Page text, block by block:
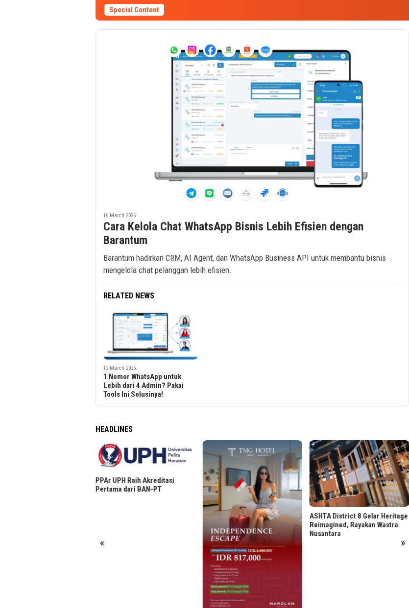
Special Content
16 March 2026
Cara Kelola Chat WhatsApp Bisnis Lebih Efisien dengan
Barantum
Barantum hadirkan CRM, AI Agent, dan WhatsApp Business API untuk membantu bisnis
mengelola chat pelanggan lebih efisien.
RELATED NEWS
12 March 2026
1 Nomor WhatsApp untuk
Lebih dari 4 Admin? Pakai
Tools Ini Solusinya!
HEADLINES
« »
PPAr UPH Raih Akreditasi
Pertama dari BAN-PT
ASHTA District 8 Gelar Heritage
Reimagined, Rayakan Wastra
Nusantara